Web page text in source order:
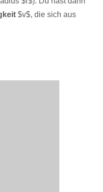
$v$, die sich aus